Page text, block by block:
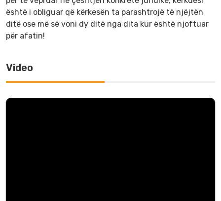
është i obliguar që kërkesën ta parashtrojë të njëjtën
ditë ose më së voni dy ditë nga dita kur është njoftuar
për afatin!
Video